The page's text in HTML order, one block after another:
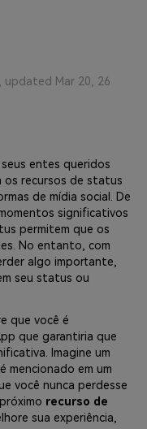
conectado
updated Mar 20, 26
entes queridos
os recursos de status
de mídia social. De
significativos
permitem que os
No entanto, com
algo importante,
seu status ou
que você é
que garantiria que
Imagine um
mencionado em um
você nunca perdesse
recurso de
sua experiência,